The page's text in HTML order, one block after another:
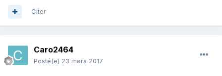
Citer
Caro2464
Posté(e) 23 mars 2017